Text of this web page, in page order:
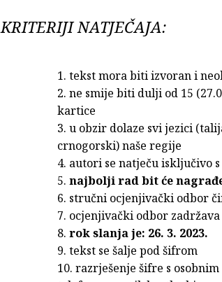
KRITERIJI NATJEČAJA:
1. tekst mora biti izvoran i
2. ne smije biti dulji od 15
kartice
3. u obzir dolaze svi jezici
crnogorski) naše regije
4. autori se natječu isključivo
5. najbolji rad bit će
6. stručni ocjenjivački odbor
7. ocjenjivački odbor
8. rok slanja je: 26. 3. 2023.
9. tekst se šalje pod šifrom
10. razrješenje šifre s